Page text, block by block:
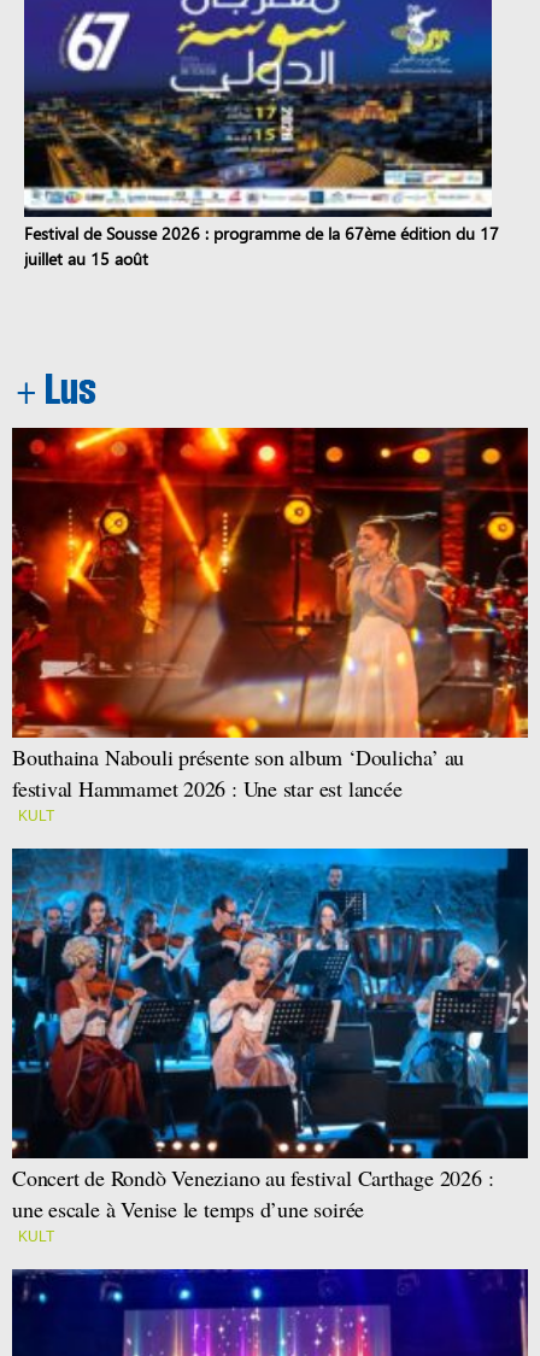
Festival de Sousse 2026 : programme de la 67ème édition du 17
juillet au 15 août
Bouthaina Nabouli présente son album ‘Doulicha’ au
festival Hammamet 2026 : Une star est lancée
KULT
Concert de Rondò Veneziano au festival Carthage 2026 :
une escale à Venise le temps d’une soirée
KULT